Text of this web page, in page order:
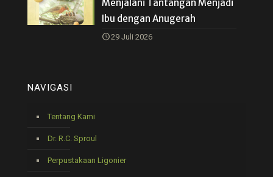
Menjalani Tantangan Menjadi
Ibu dengan Anugerah
29 Juli 2026
NAVIGASI
Tentang Kami
Dr. R.C. Sproul
Perpustakaan Ligonier